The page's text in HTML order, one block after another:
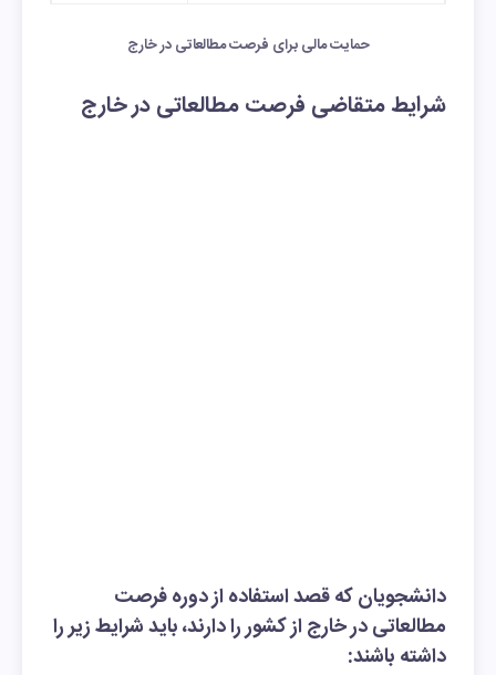
پانصد هزارحمایت مالی برای فرصت مطالعاتی در خارج
شرایط متقاضی فرصت مطالعاتی در خارج
دانشجویان که قصد استفاده از دوره فرصت
مطالعاتی در خارج از کشور را دارند، باید شرایط زیر را
داشته باشند: